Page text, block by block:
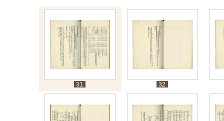
31 32